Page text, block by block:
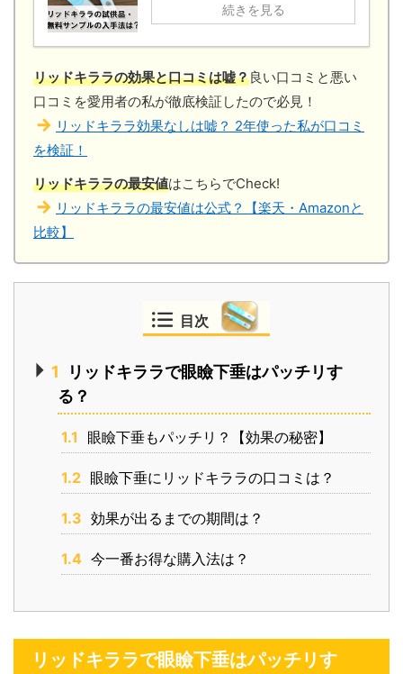
続きを見る
リッドキララの効果と口コミは嘘？良い口コミと悪い
口コミを愛用者の私が徹底検証したので必見！
リッドキララ効果なしは嘘？ 2年使った私が口コミ
を検証！
リッドキララの最安値はこちらでCheck!
リッドキララの最安値は公式？【楽天・Amazonと
比較】
目次
1
リッドキララで眼瞼下垂はパッチリす
る？
1.1 眼瞼下垂もパッチリ？【効果の秘密】
1.2 眼瞼下垂にリッドキララの口コミは？
1.3 効果が出るまでの期間は？
1.4 今一番お得な購入法は？
リッドキララで眼瞼下垂はパッチリす